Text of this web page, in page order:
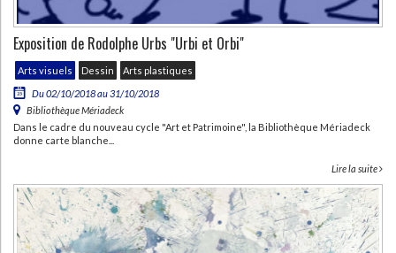
Exposition de Rodolphe Urbs "Urbi et Orbi"
Arts visuels Dessin
Arts plastiques
Du 02/10/2018 au 31/10/2018
Bibliothèque Mériadeck
Dans le cadre du nouveau cycle "Art et Patrimoine", la Bibliothèque Mériadeck
donne carte blanche...
Lire la suite